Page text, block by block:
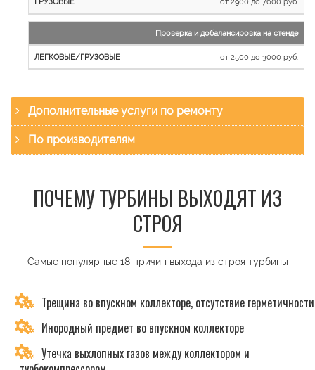
Проверка и добалансировка на стенде
от 2500 до 3000 руб.
Дополнительные услуги по ремонту
По производителям
ПОЧЕМУ ТУРБИНЫ ВЫХОДЯТ ИЗ
СТРОЯ
Самые популярные 18 причин выхода из строя турбины
Трещина во впускном коллекторе, отсутствие герметичности
Инородный предмет во впускном коллекторе
Утечка выхлопных газов между коллектором и